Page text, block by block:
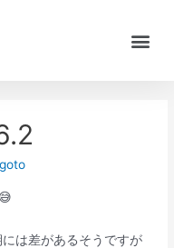
は差があるそうですが